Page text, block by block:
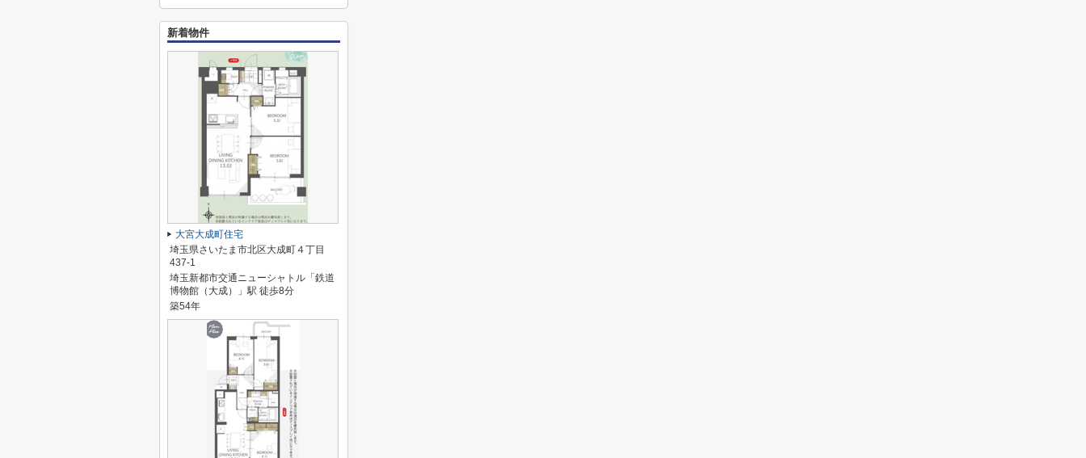
新着物件
大宮大成町住宅
埼玉県さいたま市北区大成町４丁目
437-1
埼玉新都市交通ニューシャトル「鉄道
博物館（大成）」駅 徒歩8分
築54年